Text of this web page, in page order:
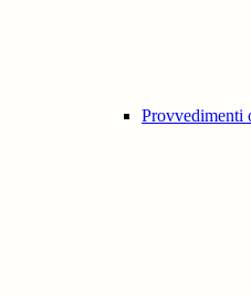
Provvedimenti